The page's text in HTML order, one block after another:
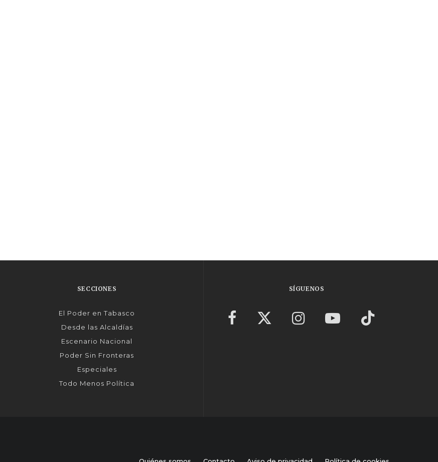
SECCIONES
El Poder en Tabasco
Desde las Alcaldías
Escenario Nacional
Poder Sin Fronteras
Especiales
Todo Menos Política
SÍGUENOS